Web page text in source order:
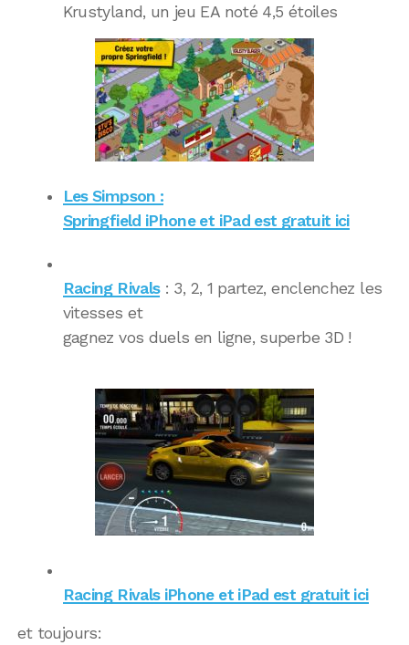
Krustyland, un jeu EA noté 4,5 étoiles
Les Simpson :
Springfield iPhone et iPad est gratuit ici
Racing Rivals: 3, 2, 1 partez, enclenchez les
vitesses et
gagnez vos duels en ligne, superbe 3D !
Racing Rivals iPhone et iPad est gratuit ici
et toujours: